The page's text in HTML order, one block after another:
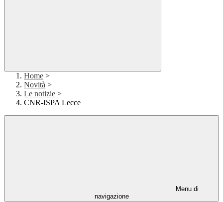
Home >
Novità >
Le notizie >
CNR-ISPA Lecce
Menu di
navigazione